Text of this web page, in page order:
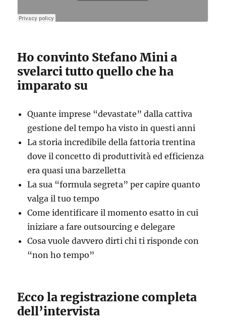
Ho convinto Stefano Mini a
svelarci tutto quello che ha
imparato su
Quante imprese “devastate” dalla cattiva
gestione del tempo ha visto in questi anni
La storia incredibile della fattoria trentina
dove il concetto di produttività ed efficienza
era quasi una barzelletta
La sua “formula segreta” per capire quanto
valga il tuo tempo
Come identificare il momento esatto in cui
iniziare a fare outsourcing e delegare
Cosa vuole davvero dirti chi ti risponde con
“non ho tempo”
Ecco la registrazione completa
dell’intervista